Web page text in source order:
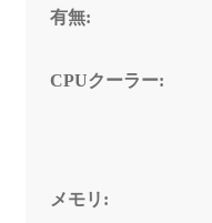
有無:
CPUクーラー:
メモリ: